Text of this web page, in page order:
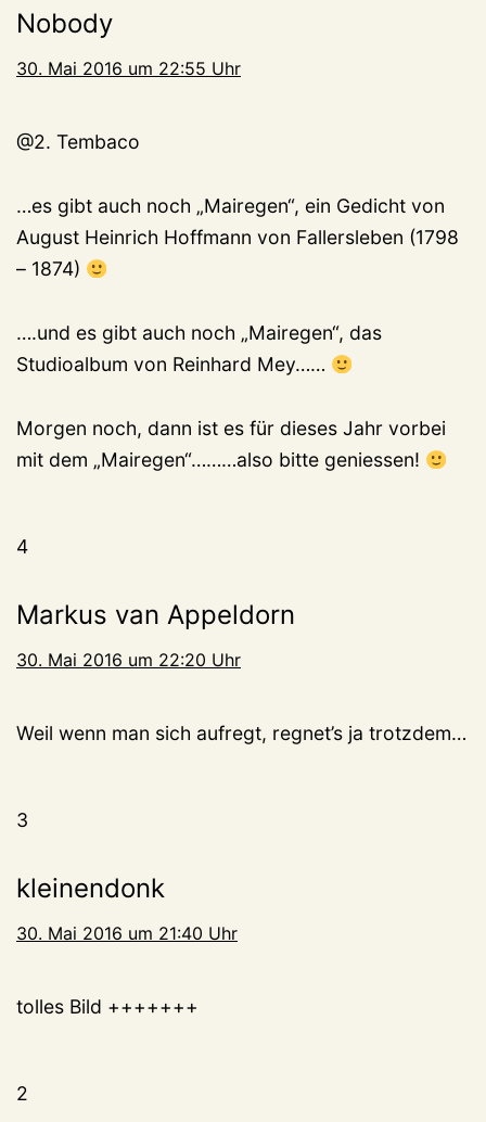
Nobody
30. Mai 2016 um 22:55 Uhr
@2. Tembaco
…es gibt auch noch „Mairegen“, ein Gedicht von
August Heinrich Hoffmann von Fallersleben (1798
– 1874)
….und es gibt auch noch „Mairegen“, das
Studioalbum von Reinhard Mey……
Morgen noch, dann ist es für dieses Jahr vorbei
mit dem „Mairegen“………also bitte geniessen!
4
Markus van Appeldorn
30. Mai 2016 um 22:20 Uhr
Weil wenn man sich aufregt, regnet’s ja trotzdem…
3
kleinendonk
30. Mai 2016 um 21:40 Uhr
tolles Bild +++++++
2